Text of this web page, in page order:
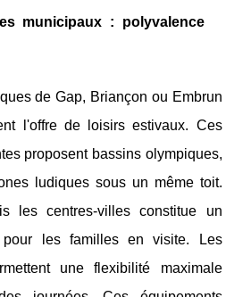
municipaux : polyvalence
de Gap, Briançon ou Embrun
l'offre de loisirs estivaux. Ces
proposent bassins olympiques,
ludiques sous un même toit.
les centres-villes constitue un
pour les familles en visite. Les
une flexibilité maximale